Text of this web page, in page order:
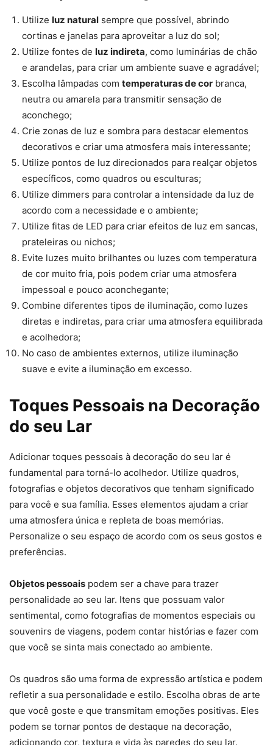
Utilize luz natural sempre que possível, abrindo
cortinas e janelas para aproveitar a luz do sol;
Utilize fontes de luz indireta, como luminárias de chão
e arandelas, para criar um ambiente suave e agradável;
Escolha lâmpadas com temperaturas de cor branca,
neutra ou amarela para transmitir sensação de
aconchego;
Crie zonas de luz e sombra para destacar elementos
decorativos e criar uma atmosfera mais interessante;
Utilize pontos de luz direcionados para realçar objetos
específicos, como quadros ou esculturas;
Utilize dimmers para controlar a intensidade da luz de
acordo com a necessidade e o ambiente;
Utilize fitas de LED para criar efeitos de luz em sancas,
prateleiras ou nichos;
Evite luzes muito brilhantes ou luzes com temperatura
de cor muito fria, pois podem criar uma atmosfera
impessoal e pouco aconchegante;
Combine diferentes tipos de iluminação, como luzes
diretas e indiretas, para criar uma atmosfera equilibrada
e acolhedora;
No caso de ambientes externos, utilize iluminação
suave e evite a iluminação em excesso.
Toques Pessoais na Decoração
do seu Lar
Adicionar toques pessoais à decoração do seu lar é
fundamental para torná-lo acolhedor. Utilize quadros,
fotografias e objetos decorativos que tenham significado
para você e sua família. Esses elementos ajudam a criar
uma atmosfera única e repleta de boas memórias.
Personalize o seu espaço de acordo com os seus gostos e
preferências.
Objetos pessoais podem ser a chave para trazer
personalidade ao seu lar. Itens que possuam valor
sentimental, como fotografias de momentos especiais ou
souvenirs de viagens, podem contar histórias e fazer com
que você se sinta mais conectado ao ambiente.
Os quadros são uma forma de expressão artística e podem
refletir a sua personalidade e estilo. Escolha obras de arte
que você goste e que transmitam emoções positivas. Eles
podem se tornar pontos de destaque na decoração,
adicionando cor, textura e vida às paredes do seu lar.